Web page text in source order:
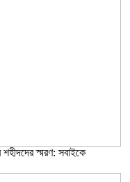
স্মরণ: সবাইকে